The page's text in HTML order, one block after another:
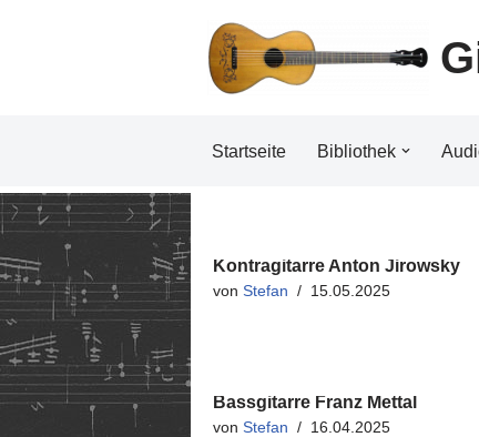
Startseite Bibliothek
Kontragitarre Anton Jirowsky
von Stefan 15.05.2025
Bassgitarre Franz Mettal
von Stefan 16.04.2025